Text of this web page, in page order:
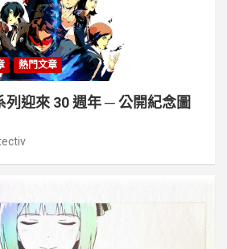
熱門文章
列迎來 30 週年 ─ 公開紀念圖